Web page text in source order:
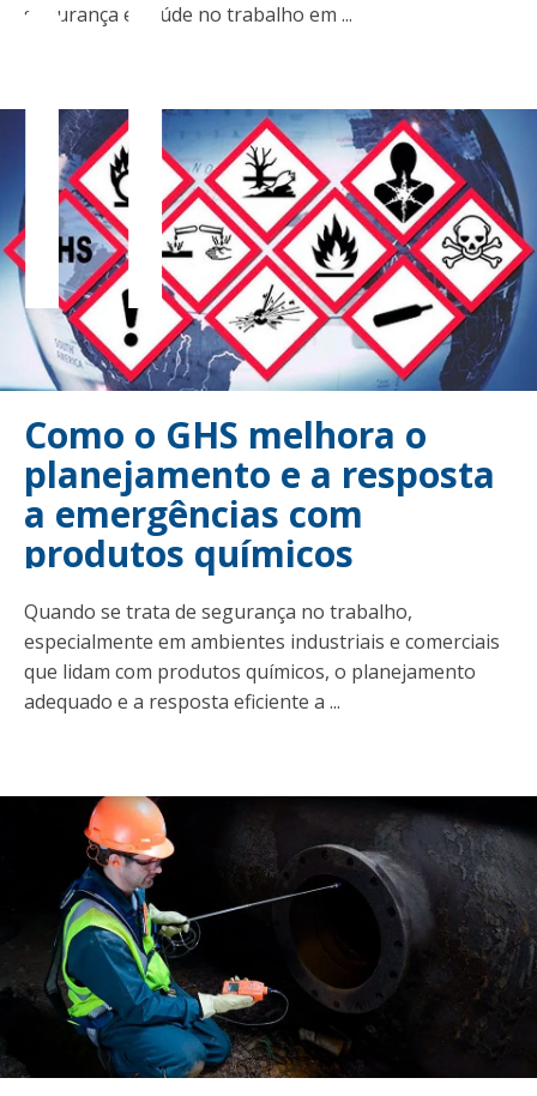
segurança e saúde no trabalho em ...
Como o GHS melhora o
planejamento e a resposta
a emergências com
produtos químicos
Quando se trata de segurança no trabalho,
especialmente em ambientes industriais e comerciais
que lidam com produtos químicos, o planejamento
adequado e a resposta eficiente a ...